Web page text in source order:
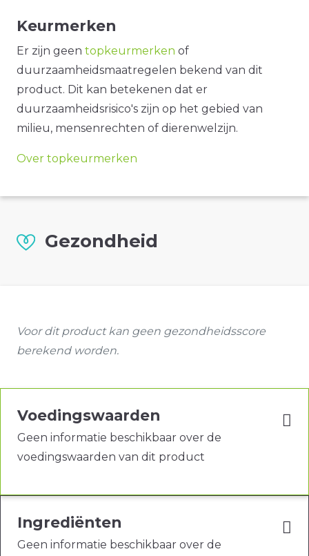
Keurmerken
Er zijn geen topkeurmerken of
duurzaamheidsmaatregelen bekend van dit
product. Dit kan betekenen dat er
duurzaamheidsrisico's zijn op het gebied van
milieu, mensenrechten of dierenwelzijn.
Over topkeurmerken
Gezondheid
Voor dit product kan geen gezondheidsscore
berekend worden.
Voedingswaarden
Geen informatie beschikbaar over de
voedingswaarden van dit product
Ingrediënten
Geen informatie beschikbaar over de